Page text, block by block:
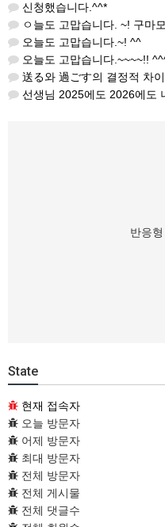
신청했습니다.^^*
ㅇ늘도 고맙습니다. ~! 구마모토에 ㄱㅇ도 7
오늘도 고맙습니다.~! ^^
오늘도 고맙습니다.~~~~!!
送る와 過ごす의 결정적 차이는 "결합하는 시간 단
선생님 2025에도 2026에도
반응
State
현재 접속자
오늘 방문자
어제 방문자
최대 방문자
전체 방문자
전체 게시물
전체 댓글수